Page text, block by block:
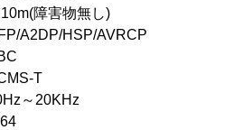
障害物無し)
A2DP/HSP/AVRCP
T
～20KHz